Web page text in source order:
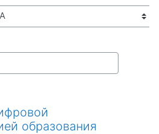
образования